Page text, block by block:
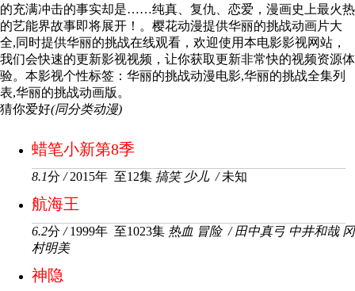
的充满冲击的事实却是……纯真、复仇、恋爱，漫画史上最火热
的艺能界故事即将展开！。樱花动漫提供华丽的挑战动画片大
全,同时提供华丽的挑战在线观看，欢迎使用本电影影视网站，
我们会快速的更新影视视频，让你获取更新非常快的视频资源体
验。本影视个性标签：华丽的挑战动漫电影,华丽的挑战全集列
表,华丽的挑战动画版。
猜你爱好(同分类动漫)
蜡笔小新第8季
8.1分 /2015年 至12集 搞笑 少儿 /未知
航海王
6.2分 /1999年 至1023集 热血 冒险 / 田中真弓 中井和哉 冈
村明美
神隐